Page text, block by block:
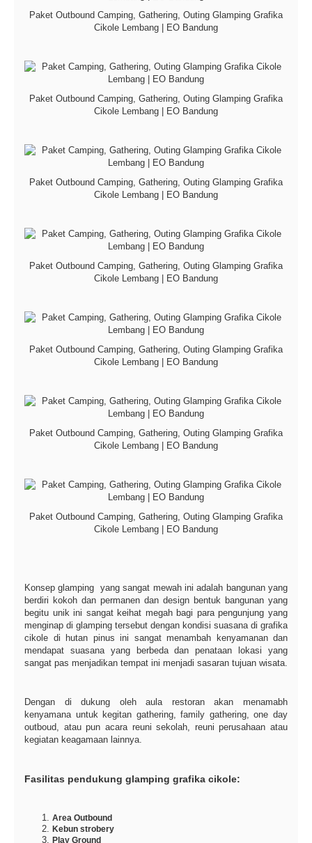
Paket Outbound Camping, Gathering, Outing Glamping Grafika
Cikole Lembang | EO Bandung
Paket Outbound Camping, Gathering, Outing Glamping Grafika
Cikole Lembang | EO Bandung
Paket Outbound Camping, Gathering, Outing Glamping Grafika
Cikole Lembang | EO Bandung
Paket Outbound Camping, Gathering, Outing Glamping Grafika
Cikole Lembang | EO Bandung
Paket Outbound Camping, Gathering, Outing Glamping Grafika
Cikole Lembang | EO Bandung
Paket Outbound Camping, Gathering, Outing Glamping Grafika
Cikole Lembang | EO Bandung
Paket Outbound Camping, Gathering, Outing Glamping Grafika
Cikole Lembang | EO Bandung
Konsep glamping yang sangat mewah ini adalah bangunan yang
berdiri kokoh dan permanen dan design bentuk bangunan yang
begitu unik ini sangat keihat megah bagi para pengunjung yang
menginap di glamping tersebut dengan kondisi suasana di grafika
cikole di hutan pinus ini sangat menambah kenyamanan dan
mendapat suasana yang berbeda dan penataan lokasi yang
sangat pas menjadikan tempat ini menjadi sasaran tujuan wisata.
Dengan di dukung oleh aula restoran akan menamabh
kenyamana untuk kegitan gathering, family gathering, one day
outboud, atau pun acara reuni sekolah, reuni perusahaan atau
kegiatan keagamaan lainnya.
Fasilitas pendukung glamping grafika cikole:
Area Outbound
Kebun strobery
Play Ground